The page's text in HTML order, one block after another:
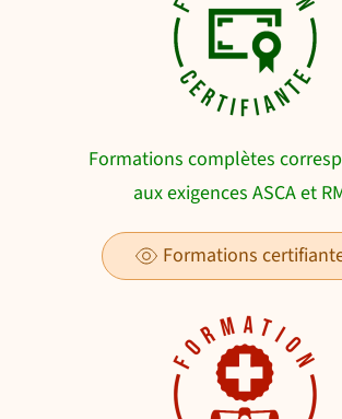
Formations complètes
aux exigences ASCA et
Formations